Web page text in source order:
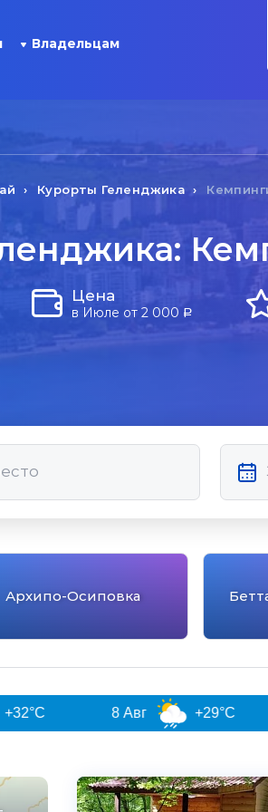
Владельцам
Курорты Геленджика
Цена
в Июле от 2 000 a
Архипо-Осиповка
8 Авг +29°C 9 Авг